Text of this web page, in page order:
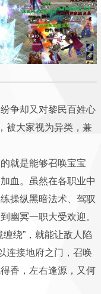
争却又对黎民百姓心
被大家视为异类，兼
就是能够召唤宝宝
血。虽然在各职业中
操纵黑暗法术、驾驭
幽冥一职大受欢迎。
绕”，就能让敌人陷
连接地府之门，召唤
香，左右逢源，又何